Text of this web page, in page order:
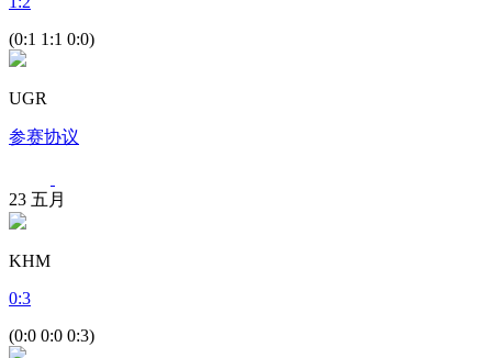
(0:1 1:1 0:0)
UGR
参赛协议
23 五月
KHM
0:3
(0:0 0:0 0:3)